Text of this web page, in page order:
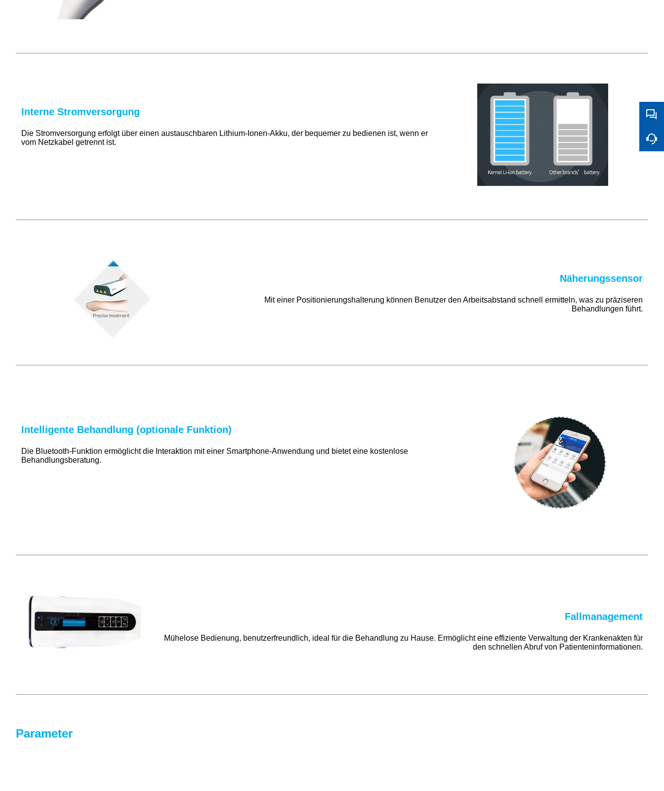
Interne Stromversorgung
Die Stromversorgung erfolgt über einen austauschbaren Lithium-Ionen-Akku, der bequemer zu bedienen ist, wenn er
vom Netzkabel getrennt ist.
Näherungssensor
Mit einer Positionierungshalterung können Benutzer den Arbeitsabstand schnell ermitteln, was zu präziseren
Behandlungen führt.
Intelligente Behandlung (optionale Funktion)
Die Bluetooth-Funktion ermöglicht die Interaktion mit einer Smartphone-Anwendung und bietet eine kostenlose
Behandlungsberatung.
Fallmanagement
Mühelose Bedienung, benutzerfreundlich, ideal für die Behandlung zu Hause. Ermöglicht eine effiziente Verwaltung der Krankenakten für
den schnellen Abruf von Patienteninformationen.
Parameter